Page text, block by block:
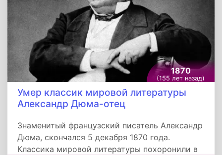
программного романтического симфонизма.
1870
(155 лет назад)
Умер классик мировой литературы
Александр Дюма-отец
Знаменитый французский писатель Александр
Дюма, скончался 5 декабря 1870 года.
Классика мировой литературы похоронили в